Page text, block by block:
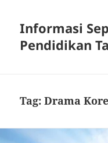
Informasi
Pendidikan
Tag:Drama